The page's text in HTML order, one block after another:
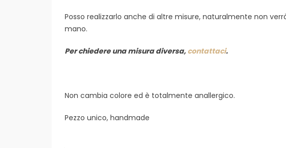
Posso realizzarlo anche di altre misure, naturalmente non
mano.
Per chiedere una misura diversa, contattaci.
Non cambia colore ed è totalmente anallergico.
Pezzo unico, handmade